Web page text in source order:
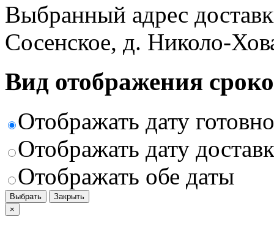
Выбранный адрес
Сосенское, д. Николо-
Вид отображения
Отображать дату
Отображать дату
Отображать обе даты
Выбрать
Закрыть
×